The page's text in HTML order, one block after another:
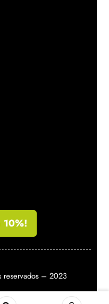
10%!
reservados – 2023